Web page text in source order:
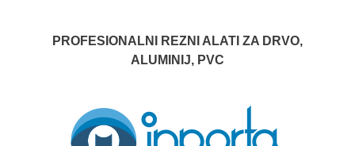
PROFESIONALNI REZNI ALATI ZA DRVO,
ALUMINIJ, PVC